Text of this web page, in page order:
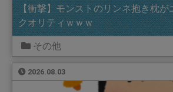
【衝撃】モンストのリンネ抱き枕が
クオリティｗｗｗ
その他
2026.08.03